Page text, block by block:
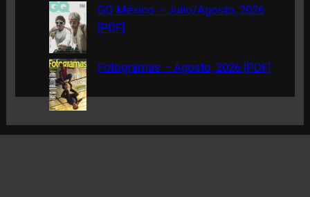
GQ México – Julio/Agosto, 2026
[PDF]
Fotogramas – Agosto, 2026 [PDF]